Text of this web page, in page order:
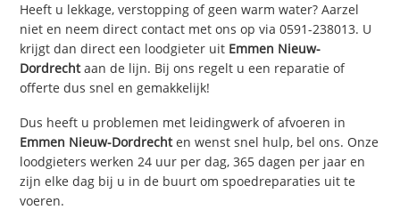
Heeft u lekkage, verstopping of geen warm water? Aarzel
niet en neem direct contact met ons op via 0591-238013. U
krijgt dan direct een loodgieter uit Emmen Nieuw-
Dordrechtaan de lijn. Bij ons regelt u een reparatie of
offerte dus snel en gemakkelijk!
Dus heeft u problemen met leidingwerk of afvoeren in
Emmen Nieuw-Dordrechten wenst snel hulp, bel ons. Onze
loodgieters werken 24 uur per dag, 365 dagen per jaar en
zijn elke dag bij u in de buurt om spoedreparaties uit te
voeren.